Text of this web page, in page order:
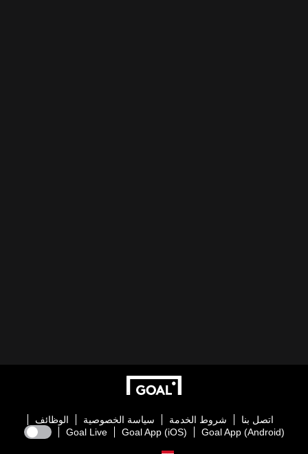
اتصل بنا شروط الخدمة سياسة الخصوصية
الوظائف
Goal App (Android)
Goal App (iOS)
Goal Live